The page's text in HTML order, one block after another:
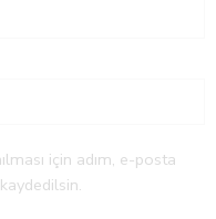
için adım, e-posta